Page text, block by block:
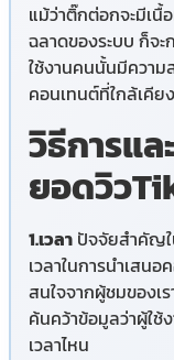
แม้ว่าติ๊กต่อกจะมีเ
ฉลาดของระบบ ก็จะ
ใช้งานคนนั้นมีความ
คอนเทนต์ที่ใกล้เคีย
วิธีการแล
ยอดวิว
1.เวลา ปัจจัยสำคัญใ
เวลาในการนำเสน
สนใจจากผู้ชมของเ
ค้นคว้าข้อมูลว่าผู้ใช้
เวลาไหน